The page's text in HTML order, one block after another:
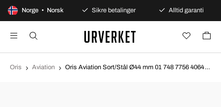
Norge • Norsk
dagers åpent kjøp Sikre betalinger Alltid garanti
Oris Aviation Oris Aviation Sort/Stål Ø44 mm 01 748 7756 4064-07 8 22 08